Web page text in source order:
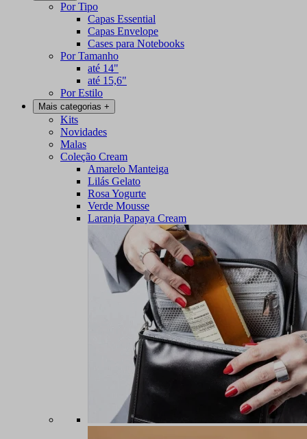
Por Tipo
Capas Essential
Capas Envelope
Cases para Notebooks
Por Tamanho
até 14"
até 15,6"
Por Estilo
Mais categorias +
Kits
Novidades
Malas
Coleção Cream
Amarelo Manteiga
Lilás Gelato
Rosa Yogurte
Verde Mousse
Laranja Papaya Cream